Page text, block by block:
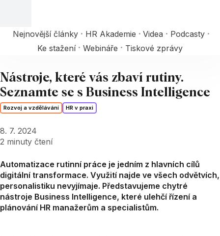
Nejnovější články HR Akademie Videa
Podcasty
Ke stažení
Webináře Tiskové zprávy
Nástroje, které vás zbaví rutiny.
Seznamte se s Business Intelligence
Rozvoj a vzdělávání HR v praxi
8. 7. 2024
2 minuty čtení
Automatizace rutinní práce je jedním z hlavních cílů
digitální transformace. Využití najde ve všech odvětvích,
personalistiku nevyjímaje. Představujeme chytré
nástroje Business Intelligence, které ulehčí řízení a
plánování HR manažerům a specialistům.